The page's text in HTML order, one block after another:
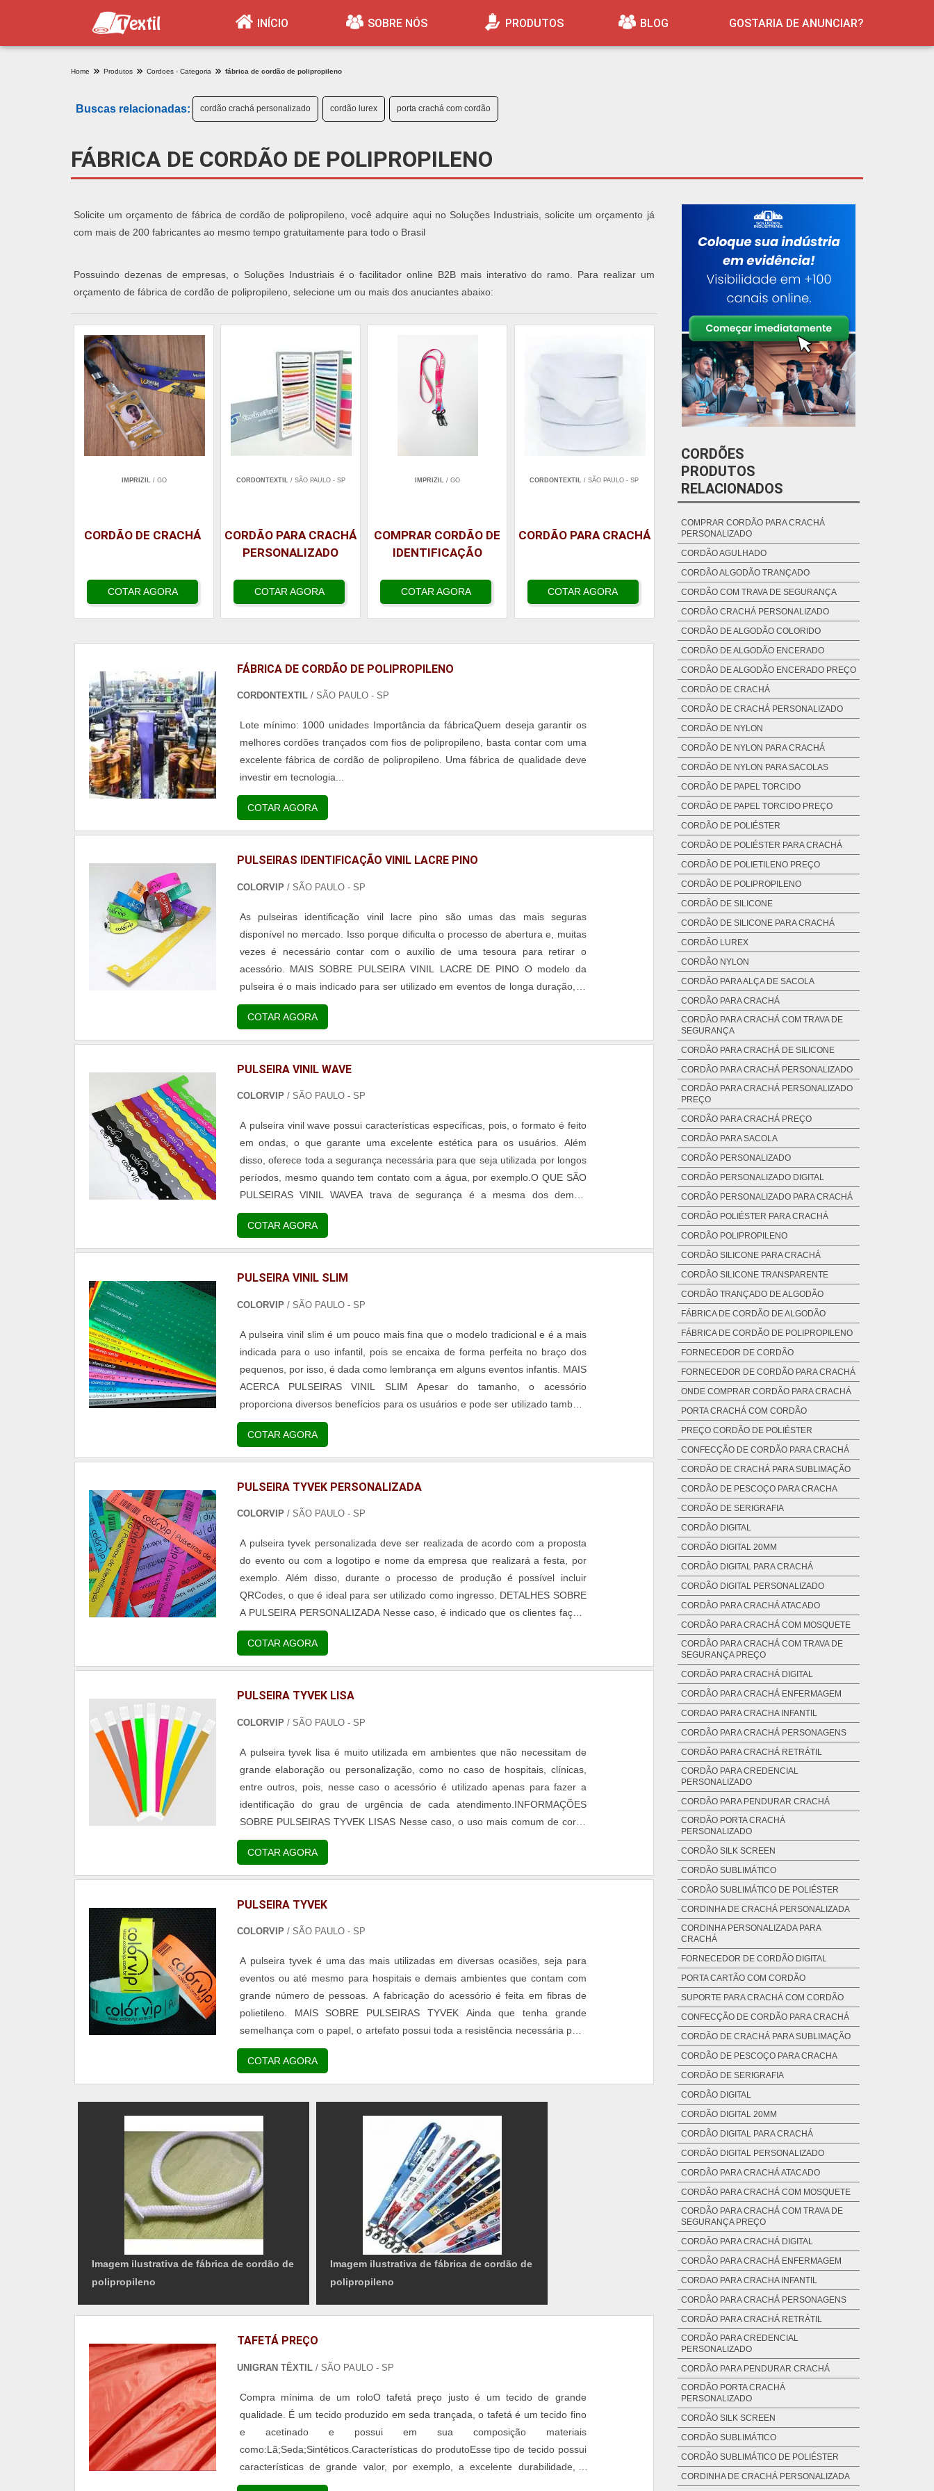
INÍCIO SOBRE NÓS PRODUTOS BLOG GOSTARIA DE ANUNCIAR?
Home Produtos Cordoes - Categoria fábrica de cordão de polipropileno
Buscas relacionadas: cordão crachá personalizado cordão lurex porta crachá com cordão
FÁBRICA DE CORDÃO DE POLIPROPILENO
Solicite um orçamento de fábrica de cordão de polipropileno, você adquire aqui no Soluções Industriais, solicite um orçamento já
com mais de 200 fabricantes ao mesmo tempo gratuitamente para todo o Brasil
Possuindo dezenas de empresas, o Soluções Industriais é o facilitador online B2B mais interativo do ramo. Para realizar um
orçamento de fábrica de cordão de polipropileno, selecione um ou mais dos anuciantes abaixo:
IMPRIZIL/ GO
CORDÃO DE CRACHÁ
COTAR AGORA
CORDONTEXTIL/ SÃO PAULO - SP
CORDÃO PARA CRACHÁ
PERSONALIZADO
COTAR AGORA
IMPRIZIL/ GO
COMPRAR CORDÃO DE
IDENTIFICAÇÃO
COTAR AGORA
CORDONTEXTIL / SÃO PAULO - SP
CORDÃO PARA CRACHÁ
COTAR AGORA
FÁBRICA DE CORDÃO DE POLIPROPILENO
CORDONTEXTIL / SÃO PAULO - SP
Lote mínimo: 1000 unidades Importância da fábricaQuem deseja garantir os
melhores cordões trançados com fios de polipropileno, basta contar com uma
excelente fábrica de cordão de polipropileno. Uma fábrica de qualidade deve
investir em tecnologia...
COTAR AGORA
PULSEIRAS IDENTIFICAÇÃO VINIL LACRE PINO
COLORVIP / SÃO PAULO - SP
As pulseiras identificação vinil lacre pino são umas das mais seguras
disponível no mercado. Isso porque dificulta o processo de abertura e, muitas
vezes é necessário contar com o auxílio de uma tesoura para retirar o
acessório. MAIS SOBRE PULSEIRA VINIL LACRE DE PINO O modelo da
pulseira é o mais indicado para ser utilizado em eventos de longa duração, já
que possui também resistência para ter contato com a água e até mesmo com
o suor ...
COTAR AGORA
PULSEIRA VINIL WAVE
COLORVIP / SÃO PAULO - SP
A pulseira vinil wave possui características específicas, pois, o formato é feito
em ondas, o que garante uma excelente estética para os usuários. Além
disso, oferece toda a segurança necessária para que seja utilizada por longos
períodos, mesmo quando tem contato com a água, por exemplo.O QUE SÃO
PULSEIRAS VINIL WAVEA trava de segurança é a mesma dos demais
modelos das pulseiras de vinil, pois, o fechamento é realizado com o auxílio
de...
COTAR AGORA
PULSEIRA VINIL SLIM
COLORVIP / SÃO PAULO - SP
A pulseira vinil slim é um pouco mais fina que o modelo tradicional e é a mais
indicada para o uso infantil, pois se encaixa de forma perfeita no braço dos
pequenos, por isso, é dada como lembrança em alguns eventos infantis. MAIS
ACERCA PULSEIRAS VINIL SLIM Apesar do tamanho, o acessório
proporciona diversos benefícios para os usuários e pode ser utilizado também
para eventos adultos, pois possui toda a elegância necessária para ofere...
COTAR AGORA
PULSEIRA TYVEK PERSONALIZADA
COLORVIP / SÃO PAULO - SP
A pulseira tyvek personalizada deve ser realizada de acordo com a proposta
do evento ou com a logotipo e nome da empresa que realizará a festa, por
exemplo. Além disso, durante o processo de produção é possível incluir
QRCodes, o que é ideal para ser utilizado como ingresso. DETALHES SOBRE
A PULSEIRA PERSONALIZADA Nesse caso, é indicado que os clientes façam
a escolha de cores neutras, pois, assim, o processo de personalização pode
ser...
COTAR AGORA
PULSEIRA TYVEK LISA
COLORVIP / SÃO PAULO - SP
A pulseira tyvek lisa é muito utilizada em ambientes que não necessitam de
grande elaboração ou personalização, como no caso de hospitais, clínicas,
entre outros, pois, nesse caso o acessório é utilizado apenas para fazer a
identificação do grau de urgência de cada atendimento.INFORMAÇÕES
SOBRE PULSEIRAS TYVEK LISAS Nesse caso, o uso mais comum de cores
são as verdes, vermelhas e amarelas, porém, o mercado oferece diversas
outras opções...
COTAR AGORA
PULSEIRA TYVEK
COLORVIP / SÃO PAULO - SP
A pulseira tyvek é uma das mais utilizadas em diversas ocasiões, seja para
eventos ou até mesmo para hospitais e demais ambientes que contam com
grande número de pessoas. A fabricação do acessório é feita em fibras de
polietileno. MAIS SOBRE PULSEIRAS TYVEK Ainda que tenha grande
semelhança com o papel, o artefato possui toda a resistência necessária para
ser utilizada por um longo período de tempo sem danificações. Além disso, é
resist...
COTAR AGORA
Imagem ilustrativa de fábrica de cordão de
polipropileno
Imagem ilustrativa de fábrica de cordão de
polipropileno
TAFETÁ PREÇO
UNIGRAN TÊXTIL/ SÃO PAULO - SP
Compra mínima de um roloO tafetá preço justo é um tecido de grande
qualidade. É um tecido produzido em seda trançada, o tafetá é um tecido fino
e acetinado e possui em sua composição materiais
como:Lã;Seda;Sintéticos.Características do produtoEsse tipo de tecido possui
características de grande valor, por exemplo, a excelente durabilidade, é
muito resistente à abrasão e a produtos químicos, sendo possível aplicar
CORDÕES
PRODUTOS
RELACIONADOS
COMPRAR CORDÃO PARA CRACHÁ
PERSONALIZADO
CORDÃO AGULHADO
CORDÃO ALGODÃO TRANÇADO
CORDÃO COM TRAVA DE SEGURANÇA
CORDÃO CRACHÁ PERSONALIZADO
CORDÃO DE ALGODÃO COLORIDO
CORDÃO DE ALGODÃO ENCERADO
CORDÃO DE ALGODÃO ENCERADO PREÇO
CORDÃO DE CRACHÁ
CORDÃO DE CRACHÁ PERSONALIZADO
CORDÃO DE NYLON
CORDÃO DE NYLON PARA CRACHÁ
CORDÃO DE NYLON PARA SACOLAS
CORDÃO DE PAPEL TORCIDO
CORDÃO DE PAPEL TORCIDO PREÇO
CORDÃO DE POLIÉSTER
CORDÃO DE POLIÉSTER PARA CRACHÁ
CORDÃO DE POLIETILENO PREÇO
CORDÃO DE POLIPROPILENO
CORDÃO DE SILICONE
CORDÃO DE SILICONE PARA CRACHÁ
CORDÃO LUREX
CORDÃO NYLON
CORDÃO PARA ALÇA DE SACOLA
CORDÃO PARA CRACHÁ
CORDÃO PARA CRACHÁ COM TRAVA DE
SEGURANÇA
CORDÃO PARA CRACHÁ DE SILICONE
CORDÃO PARA CRACHÁ PERSONALIZADO
CORDÃO PARA CRACHÁ PERSONALIZADO
PREÇO
CORDÃO PARA CRACHÁ PREÇO
CORDÃO PARA SACOLA
CORDÃO PERSONALIZADO
CORDÃO PERSONALIZADO DIGITAL
CORDÃO PERSONALIZADO PARA CRACHÁ
CORDÃO POLIÉSTER PARA CRACHÁ
CORDÃO POLIPROPILENO
CORDÃO SILICONE PARA CRACHÁ
CORDÃO SILICONE TRANSPARENTE
CORDÃO TRANÇADO DE ALGODÃO
FÁBRICA DE CORDÃO DE ALGODÃO
FÁBRICA DE CORDÃO DE POLIPROPILENO
FORNECEDOR DE CORDÃO
FORNECEDOR DE CORDÃO PARA CRACHÁ
ONDE COMPRAR CORDÃO PARA CRACHÁ
PORTA CRACHÁ COM CORDÃO
PREÇO CORDÃO DE POLIÉSTER
CONFECÇÃO DE CORDÃO PARA CRACHÁ
CORDÃO DE CRACHÁ PARA SUBLIMAÇÃO
CORDÃO DE PESCOÇO PARA CRACHA
CORDÃO DE SERIGRAFIA
CORDÃO DIGITAL
CORDÃO DIGITAL 20MM
CORDÃO DIGITAL PARA CRACHÁ
CORDÃO DIGITAL PERSONALIZADO
CORDÃO PARA CRACHÁ ATACADO
CORDÃO PARA CRACHÁ COM MOSQUETE
CORDÃO PARA CRACHÁ COM TRAVA DE
SEGURANÇA PREÇO
CORDÃO PARA CRACHÁ DIGITAL
CORDÃO PARA CRACHÁ ENFERMAGEM
CORDAO PARA CRACHA INFANTIL
CORDÃO PARA CRACHÁ PERSONAGENS
CORDÃO PARA CRACHÁ RETRÁTIL
CORDÃO PARA CREDENCIAL
PERSONALIZADO
CORDÃO PARA PENDURAR CRACHÁ
CORDÃO PORTA CRACHÁ
PERSONALIZADO
CORDÃO SILK SCREEN
CORDÃO SUBLIMÁTICO
CORDÃO SUBLIMÁTICO DE POLIÉSTER
CORDINHA DE CRACHÁ PERSONALIZADA
CORDINHA PERSONALIZADA PARA
CRACHÁ
FORNECEDOR DE CORDÃO DIGITAL
PORTA CARTÃO COM CORDÃO
SUPORTE PARA CRACHÁ COM CORDÃO
CONFECÇÃO DE CORDÃO PARA CRACHÁ
CORDÃO DE CRACHÁ PARA SUBLIMAÇÃO
CORDÃO DE PESCOÇO PARA CRACHA
CORDÃO DE SERIGRAFIA
CORDÃO DIGITAL
CORDÃO DIGITAL 20MM
CORDÃO DIGITAL PARA CRACHÁ
CORDÃO DIGITAL PERSONALIZADO
CORDÃO PARA CRACHÁ ATACADO
CORDÃO PARA CRACHÁ COM MOSQUETE
CORDÃO PARA CRACHÁ COM TRAVA DE
SEGURANÇA PREÇO
CORDÃO PARA CRACHÁ DIGITAL
CORDÃO PARA CRACHÁ ENFERMAGEM
CORDAO PARA CRACHA INFANTIL
CORDÃO PARA CRACHÁ PERSONAGENS
CORDÃO PARA CRACHÁ RETRÁTIL
CORDÃO PARA CREDENCIAL
PERSONALIZADO
CORDÃO PARA PENDURAR CRACHÁ
CORDÃO PORTA CRACHÁ
PERSONALIZADO
CORDÃO SILK SCREEN
CORDÃO SUBLIMÁTICO
CORDÃO SUBLIMÁTICO DE POLIÉSTER
CORDINHA DE CRACHÁ PERSONALIZADA